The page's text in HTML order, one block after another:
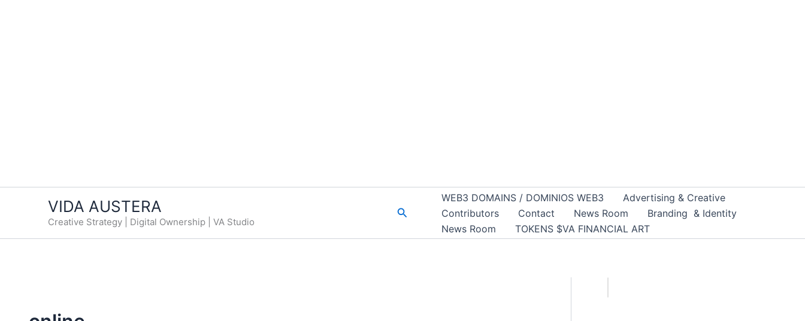
VIDA AUSTERA
Creative Strategy | Digital Ownership | VA Studio
Buscar
WEB3 DOMAINS / DOMINIOS WEB3
Advertising & Creative
Contributors
Contact News Room
Branding & Identity
News Room
TOKENS $VA FINANCIAL ART